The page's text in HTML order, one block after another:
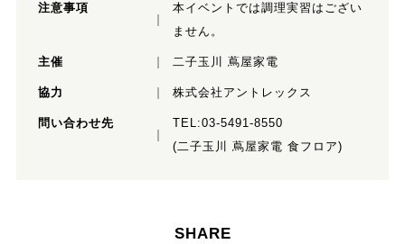
注意事項
本イベントでは調理実習はござい
ません。
主催 二子玉川 蔦屋家電
協力 株式会社アントレックス
問い合わせ先
TEL:03-5491-8550
(二子玉川 蔦屋家電 食フロア)
SHARE